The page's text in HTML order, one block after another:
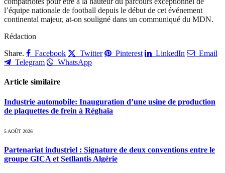
l’équipe nationale de football depuis le début de cet événement
continental majeur, at-on souligné dans un communiqué du MDN.
Rédaction
Share.
Facebook Twitter Pinterest LinkedIn
Email
Telegram
WhatsApp
Article similaire
Industrie automobile: Inauguration d’une usine de production
de plaquettes de frein à Réghaïa
5 AOÛT 2026
Partenariat industriel : Signature de deux conventions entre le
groupe GICA et Setllantis Algérie